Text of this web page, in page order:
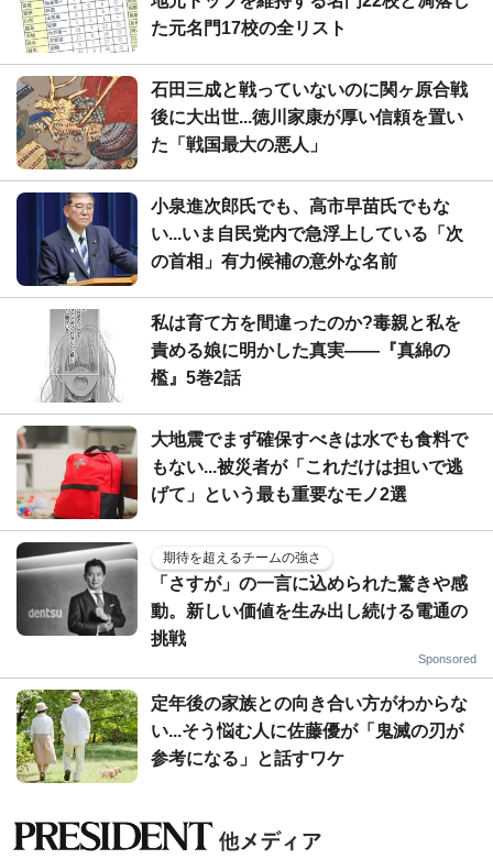
た元名門17校の全リスト
石田三成と戦っていないのに関ヶ原合戦
後に大出世...徳川家康が厚い信頼を置い
た「戦国最大の悪人」
小泉進次郎氏でも、高市早苗氏でもな
い...いま自民党内で急浮上している「次
の首相」有力候補の意外な名前
私は育て方を間違ったのか?毒親と私を
責める娘に明かした真実――『真綿の
檻』5巻2話
大地震でまず確保すべきは水でも食料で
もない...被災者が「これだけは担いで逃
げて」という最も重要なモノ2選
期待を超えるチームの強さ
「さすが」の一言に込められた驚きや感
動。新しい価値を生み出し続ける電通の
挑戦
Sponsored
定年後の家族との向き合い方がわからな
い...そう悩む人に佐藤優が「鬼滅の刃が
参考になる」と話すワケ